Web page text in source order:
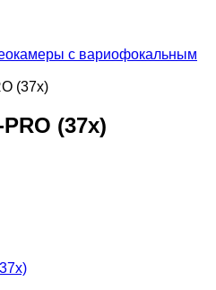
с вариофокальным
(37x)
(37x)